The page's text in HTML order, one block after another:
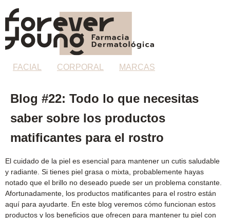
FACIAL CORPORAL MARCAS
Blog #22: Todo lo que necesitas
saber sobre los productos
matificantes para el rostro
El cuidado de la piel es esencial para mantener un cutis saludable
y radiante. Si tienes piel grasa o mixta, probablemente hayas
notado que el brillo no deseado puede ser un problema constante.
Afortunadamente, los productos matificantes para el rostro están
aquí para ayudarte. En este blog veremos cómo funcionan estos
productos y los beneficios que ofrecen para mantener tu piel con